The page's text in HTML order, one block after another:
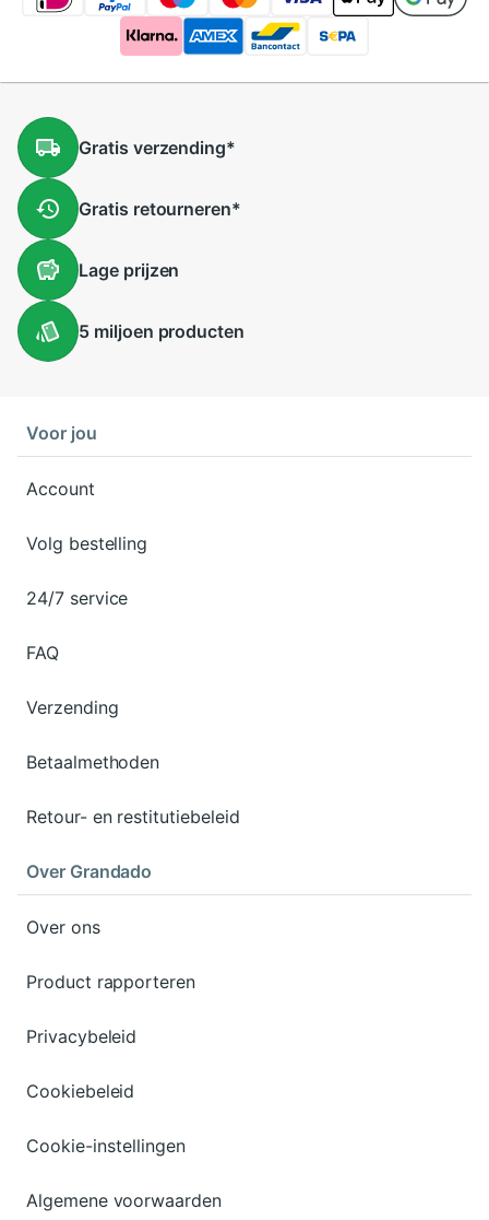
Gratis verzending*
Gratis retourneren*
Lageprijzen
5 miljoen producten
Voor jou
Account
Volg bestelling
24/7 service
FAQ
Verzending
Betaalmethoden
Retour- en restitutiebeleid
Over Grandado
Over ons
Product rapporteren
Privacybeleid
Cookiebeleid
Cookie-instellingen
Algemene voorwaarden